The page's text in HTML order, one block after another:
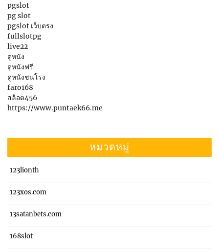
pgslot
pg slot
pgslot เว็บตรง
fullslotpg
live22
ดูหนัง
ดูหนังฟรี
ดูหนังชนโรง
faro168
สล็อต456
https://www.puntaek66.me
หมวดหมู่
123lionth
123xos.com
13satanbets.com
168slot